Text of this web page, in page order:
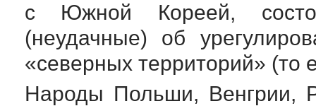
с Южной Кореей,
(неудачные) об
«северных территорий» (то
Народы Польши, Венгрии,